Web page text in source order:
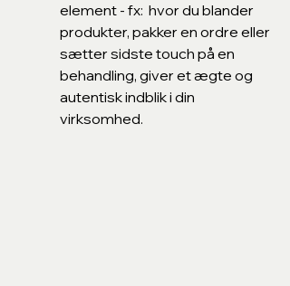
element - fx:  hvor du blander
produkter, pakker en ordre eller
sætter sidste touch på en
behandling, giver et ægte og
autentisk indblik i din
virksomhed.